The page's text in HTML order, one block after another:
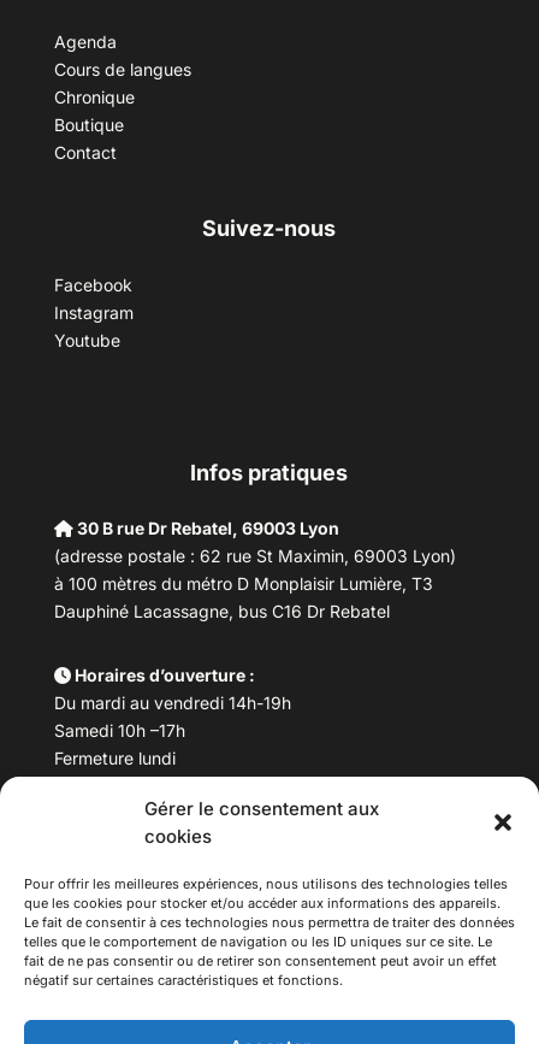
Gérer le consentement aux
cookies
Pour offrir les meilleures expériences, nous utilisons des technologies telles
que les cookies pour stocker et/ou accéder aux informations des appareils.
Le fait de consentir à ces technologies nous permettra de traiter des données
telles que le comportement de navigation ou les ID uniques sur ce site. Le
fait de ne pas consentir ou de retirer son consentement peut avoir un effet
négatif sur certaines caractéristiques et fonctions.
Agenda
Cours de langues
Chronique
Boutique
Contact
Suivez-nous
Facebook
Instagram
Youtube
Infos pratiques
30 B rue Dr Rebatel, 69003 Lyon
(adresse postale : 62 rue St Maximin, 69003 Lyon)
à 100 mètres du métro D Monplaisir Lumière, T3
Dauphiné Lacassagne, bus C16 Dr Rebatel
Horaires d’ouverture :
Du mardi au vendredi 14h-19h
Samedi 10h –17h
Fermeture lundi
Téléphone : 04 78 53 06 40
maisondesculturesasiatiques@asiexpo.com